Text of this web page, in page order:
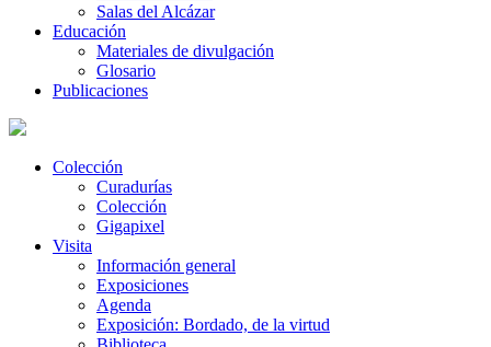
Salas del Alcázar
Educación
Materiales de divulgación
Glosario
Publicaciones
Colección
Curadurías
Colección
Gigapixel
Visita
Información general
Exposiciones
Agenda
Exposición: Bordado, de la virtud